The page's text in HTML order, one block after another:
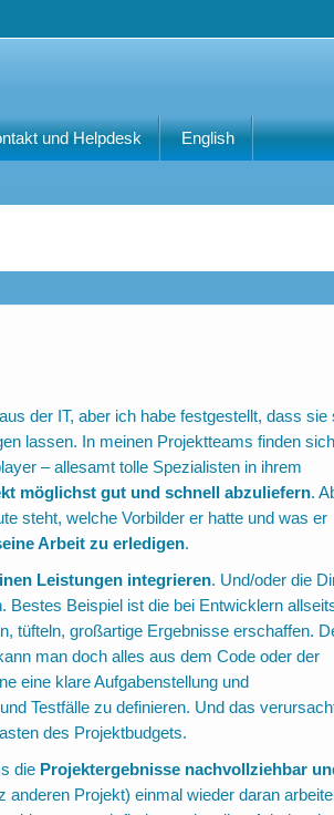
und Helpdesk English
der IT, aber ich habe festgestellt, dass sie
lassen. In meinen Projektteams finden
– allesamt tolle Spezialisten in ihrem
möglichst gut und schnell abzuliefern.
steht, welche Vorbilder er hatte und was er
Arbeit zu erledigen.
Leistungen integrieren. Und/oder die
Bestes Beispiel ist die bei Entwicklern
tüfteln, großartige Ergebnisse erschaffen.
man doch alles aus dem Code oder der
eine klare Aufgabenstellung und
Testfälle zu definieren. Und das
des Projektbudgets.
die Projektergebnisse nachvollziehbar
Projekt) einmal wieder daran